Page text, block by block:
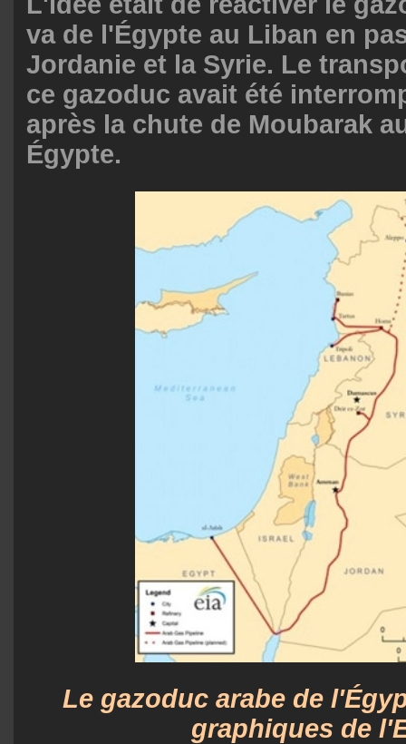
va de l'Égypte au Liban en
Jordanie et la Syrie. Le
ce gazoduc avait été
après la chute de Moubarak
Égypte.
Le gazoduc arabe de
graphiques de